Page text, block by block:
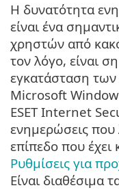
Η δυνατότητα
είναι ένα
χρηστών από
τον λόγο, είναι
εγκατάσταση
Microsoft
ESET Internet
ενημερώσεις
επίπεδο που έχει
Ρυθμίσεις για
Είναι διαθέσιμα